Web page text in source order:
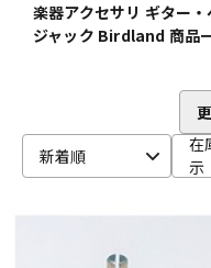
ベース
ドラム
楽器アクセサリ ギター
ジャック Birdland 商品
新着順
在
示